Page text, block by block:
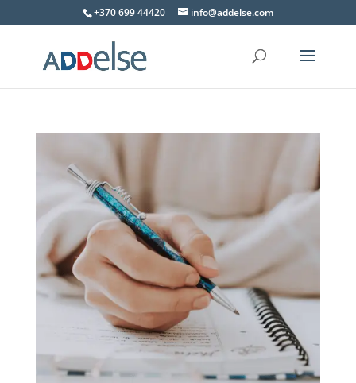
+370 699 44420 info@addelse.com